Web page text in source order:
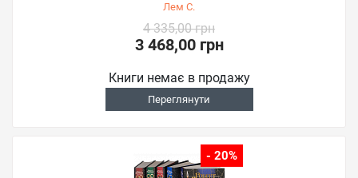
Лем С.
4 335,00 грн
3 468,00 грн
Книги немає в продажу
Переглянути
- 20%